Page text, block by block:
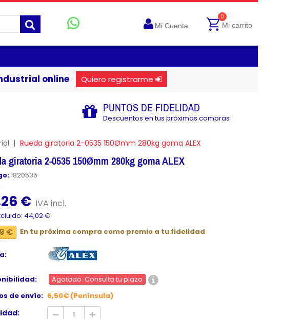
Mi Cuenta
0
Mi carrito
online Quiero registrarme
PUNTOS DE FIDELIDAD
Descuentos en tus próximas compras
Rueda giratoria 2-0535 150Ømm 280kg goma ALEX
giratoria 2-0535 150Ømm 280kg goma ALEX
1820535
€ IVA incl.
44,02 €
€ En tu próxima compra como premio a tu fidelidad
Agotado. Consulta tu plazo
de envío: 6,50€ (Península)